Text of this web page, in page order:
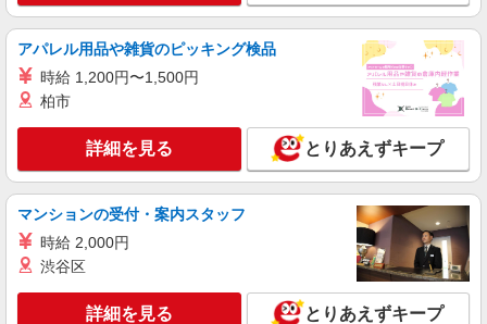
部品のピッキング
時給1200円 月収例：201、000円（月収例21日
実働）（残業・休日出勤手当て等が含まれていま
す） 交通費全額支給
長野県佐久市 ＊車・バイク通勤OK
キープ 詳細を見る
派遣社員
株式会社テクノ・サービス/お仕事No/0916817
時給1300円 月収例：234、000円（月収例21日
実働残業代込）（残業・休日出勤手当て等が含ま
れています） 交通費全額支給
長野県佐久市 ＊車・バイク通勤OK
アパレル用品や雑貨のピッキング検品
時給 1,200円〜1,500円
柏市
詳細を見る とりあえずキープ
マンションの受付・案内スタッフ
時給 2,000円
渋谷区
詳細を見る とりあえずキープ